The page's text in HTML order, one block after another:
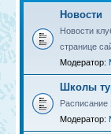
Новости
Новости
странице
Модератор:
Школы
Расписание
Модератор: